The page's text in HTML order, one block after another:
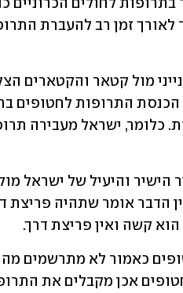
קשה ואין פריצת דרך.